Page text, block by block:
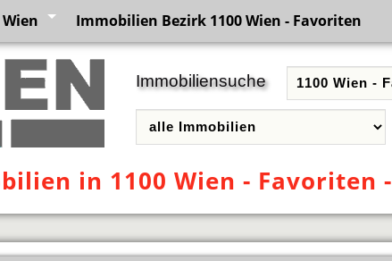
Immobilien Bezirk 1100 Wien - Favoriten
Immobiliensuche
in 1100 Wien - Favoriten -